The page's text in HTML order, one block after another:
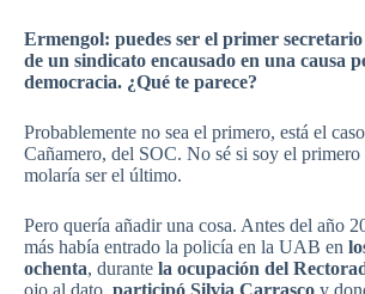
Ermengol: puedes ser el primer
de un sindicato encausado en una causa
democracia. ¿Qué te parece?
Probablemente no sea el primero, está el
Cañamero, del SOC. No sé si soy el primero
molaría ser el último.
Pero quería añadir una cosa. Antes del año
más había entrado la policía en la UAB en
ochenta, durante la ocupación del
ojo al dato, participó Silvia Carrasco y